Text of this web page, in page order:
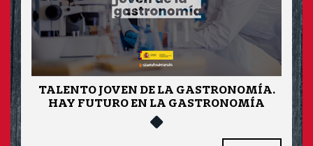
TALENTO JOVEN DE LA GASTRONOMÍA.
HAY FUTURO EN LA GASTRONOMÍA